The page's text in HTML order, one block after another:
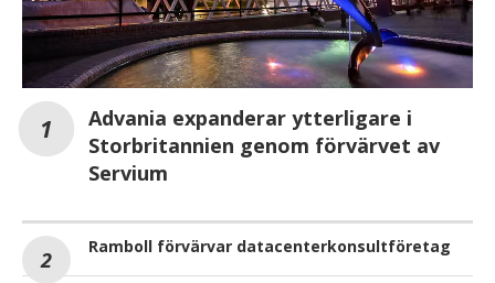
Advania expanderar ytterligare i
Storbritannien genom förvärvet av
Servium
Ramboll förvärvar datacenterkonsultföretag